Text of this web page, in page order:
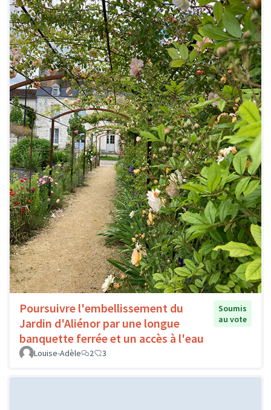
Poursuivre l'embellissement du
Jardin d'Aliénor par une longue
banquette ferrée et un accès à l'eau
Soumis
au vote
Louise-Adèle 2 3